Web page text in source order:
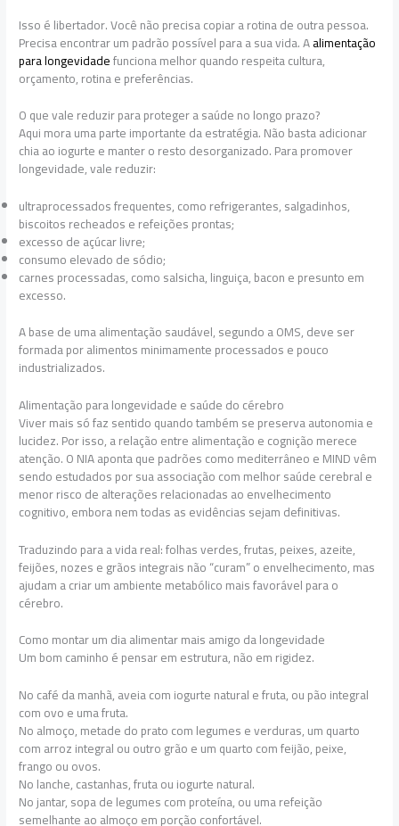
Isso é libertador. Você não precisa copiar a rotina de outra pessoa.
Precisa encontrar um padrão possível para a sua vida. Aalimentação
para longevidadefunciona melhor quando respeita cultura,
orçamento, rotina e preferências.
O que vale reduzir para proteger a saúde no longo prazo?
Aqui mora uma parte importante da estratégia. Não basta adicionar
chia ao iogurte e manter o resto desorganizado. Para promover
longevidade, vale reduzir:
ultraprocessados frequentes, como refrigerantes, salgadinhos,
biscoitos recheados e refeições prontas;
excesso de açúcar livre;
consumo elevado de sódio;
carnes processadas, como salsicha, linguiça, bacon e presunto em
excesso.
A base de uma alimentação saudável, segundo a OMS, deve ser
formada por alimentos minimamente processados e pouco
industrializados.
Alimentação para longevidade e saúde do cérebro
Viver mais só faz sentido quando também se preserva autonomia e
lucidez. Por isso, a relação entre alimentação e cognição merece
atenção. O NIA aponta que padrões como mediterrâneo e MIND vêm
sendo estudados por sua associação com melhor saúde cerebral e
menor risco de alterações relacionadas ao envelhecimento
cognitivo, embora nem todas as evidências sejam definitivas.
Traduzindo para a vida real: folhas verdes, frutas, peixes, azeite,
feijões, nozes e grãos integrais não “curam” o envelhecimento, mas
ajudam a criar um ambiente metabólico mais favorável para o
cérebro.
Como montar um dia alimentar mais amigo da longevidade
Um bom caminho é pensar em estrutura, não em rigidez.
No café da manhã, aveia com iogurte natural e fruta, ou pão integral
com ovo e uma fruta.
No almoço, metade do prato com legumes e verduras, um quarto
com arroz integral ou outro grão e um quarto com feijão, peixe,
frango ou ovos.
No lanche, castanhas, fruta ou iogurte natural.
No jantar, sopa de legumes com proteína, ou uma refeição
semelhante ao almoço em porção confortável.